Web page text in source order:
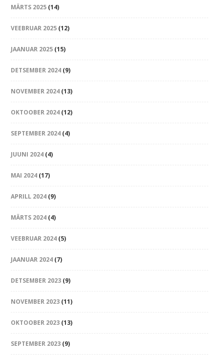
MÄRTS 2025 (14)
VEEBRUAR 2025 (12)
JAANUAR 2025 (15)
DETSEMBER 2024 (9)
NOVEMBER 2024 (13)
OKTOOBER 2024 (12)
SEPTEMBER 2024 (4)
JUUNI 2024 (4)
MAI 2024 (17)
APRILL 2024 (9)
MÄRTS 2024 (4)
VEEBRUAR 2024 (5)
JAANUAR 2024 (7)
DETSEMBER 2023 (9)
NOVEMBER 2023 (11)
OKTOOBER 2023 (13)
SEPTEMBER 2023 (9)